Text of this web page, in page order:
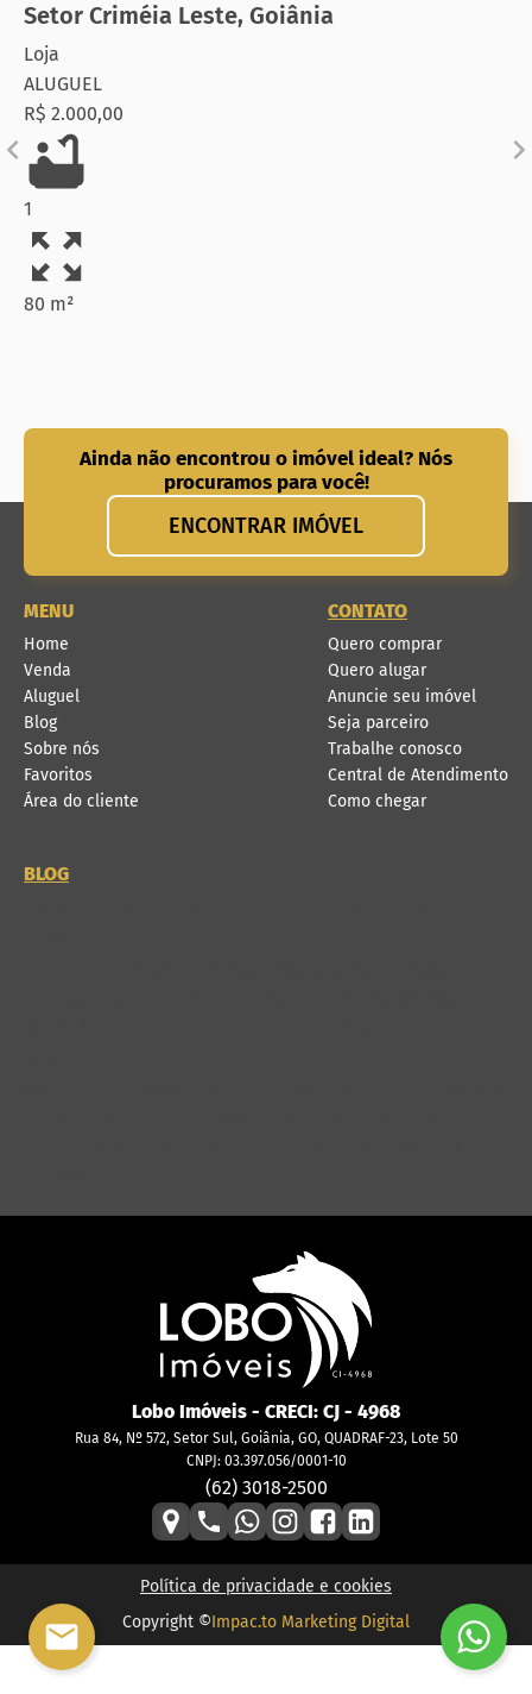
Setor Criméia Leste, Goiânia
Loja
ALUGUEL
R$ 2.000,00
1
80 m²
Ainda não encontrou o imóvel ideal? Nós
procuramos para você!
ENCONTRAR IMÓVEL
MENU
Home
Venda
Aluguel
Blog
Sobre nós
Favoritos
Área do cliente
CONTATO
Quero comprar
Quero alugar
Anuncie seu imóvel
Seja parceiro
Trabalhe conosco
Central de Atendimento
Como chegar
BLOG
Lobo Imóveis - CRECI: CJ - 4968
Rua 84, Nº 572, Setor Sul, Goiânia, GO, QUADRAF-23, Lote 50
CNPJ: 03.397.056/0001-10
(62) 3018-2500
Copyright ©Impac.to Marketing Digital
Política de privacidade e cookies